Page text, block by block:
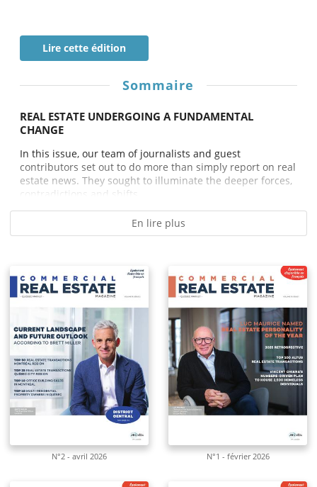
Lire cette édition
Sommaire
REAL ESTATE UNDERGOING A FUNDAMENTAL
CHANGE
In this issue, our team of journalists and guest
contributors set out to do more than simply report on real
estate news. They sought to illuminate the deeper forces,
contradictions and shifts...
En lire plus
N°2 - avril 2026 N°1 - février 2026